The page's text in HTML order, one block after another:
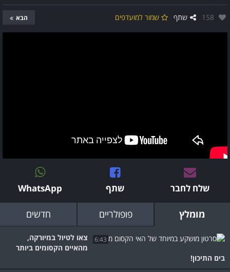
אהבו:
158 שתף שמור למועדפים הבא
שלח לחבר שתף WhatsApp
מומלץ פופולריים חדשים
6:43
צאו לטיול במיורקה,
מהאיים הקסומים ביותר
בים התיכון!